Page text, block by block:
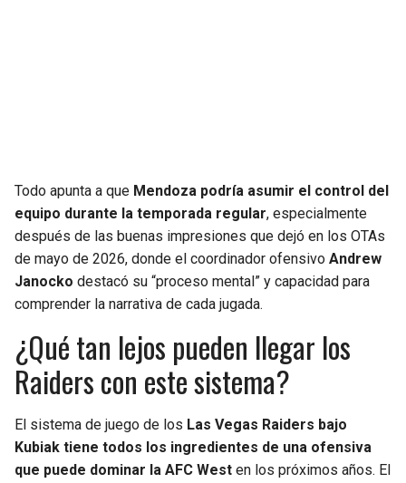
Todo apunta a que Mendoza podría asumir el control del
equipo durante la temporada regular, especialmente
después de las buenas impresiones que dejó en los OTAs
de mayo de 2026, donde el coordinador ofensivo Andrew
Janocko destacó su “proceso mental” y capacidad para
comprender la narrativa de cada jugada.
¿Qué tan lejos pueden llegar los
Raiders con este sistema?
El sistema de juego de los Las Vegas Raiders bajo
Kubiak tiene todos los ingredientes de una ofensiva
que puede dominar la AFC West en los próximos años. El